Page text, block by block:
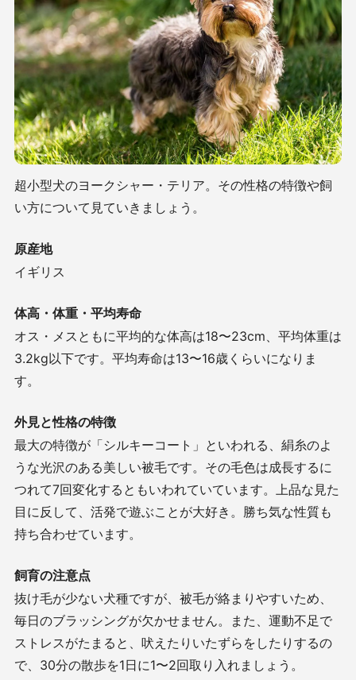
超小型犬のヨークシャー・テリア。その性格の特徴や飼
い方について見ていきましょう。
原産地
イギリス
体高・体重・平均寿命
オス・メスともに平均的な体高は18〜23cm 、平均体重は
3.2kg以下です。平均寿命は13〜16歳くらいになりま
す。
外見と性格の特徴
最大の特徴が「シルキーコート」といわれる、絹糸のよ
うな光沢のある美しい被毛です。その毛色は成長するに
つれて7回変化するともいわれていています。上品な見た
目に反して、活発で遊ぶことが大好き。勝ち気な性質も
持ち合わせています。
飼育の注意点
抜け毛が少ない犬種ですが、被毛が絡まりやすいため、
毎日のブラッシングが欠かせません。また、運動不足で
ストレスがたまると、吠えたりいたずらをしたりするの
で、 30分の散歩を1日に1〜2回取り入れましょう。